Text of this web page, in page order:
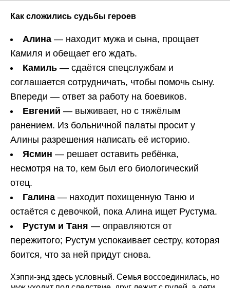
Как сложились судьбы героев
Алина — находит мужа и сына, прощает
Камиля и обещает его ждать.
Камиль — сдаётся спецслужбам и
соглашается сотрудничать, чтобы помочь сыну.
Впереди — ответ за работу на боевиков.
Евгений — выживает, но с тяжёлым
ранением. Из больничной палаты просит у
Алины разрешения написать её историю.
Ясмин — решает оставить ребёнка,
несмотря на то, кем был его биологический
отец.
Галина — находит похищенную Таню и
остаётся с девочкой, пока Алина ищет Рустума.
Рустум и Таня — оправляются от
пережитого; Рустум успокаивает сестру, которая
боится, что за ней придут снова.
Хэппи-энд здесь условный. Семья воссоединилась, но